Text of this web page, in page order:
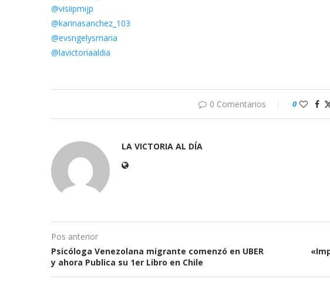
@visiipmijp
@karinasanchez_103
@evsngelysmaria
@lavictoriaaldia
0 Comentarios 0
LA VICTORIA AL DÍA
Pos anterior
Psicóloga Venezolana migrante comenzó en UBER
y ahora Publica su 1er Libro en Chile